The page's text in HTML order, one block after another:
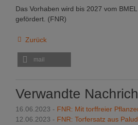
Das Vorhaben wird bis 2027 vom
gefördert. (FNR)
Zurück
mail
Verwandte
16.06.2023 - FNR: Mit torffreier
12.06.2023 - FNR: Torfersatz aus